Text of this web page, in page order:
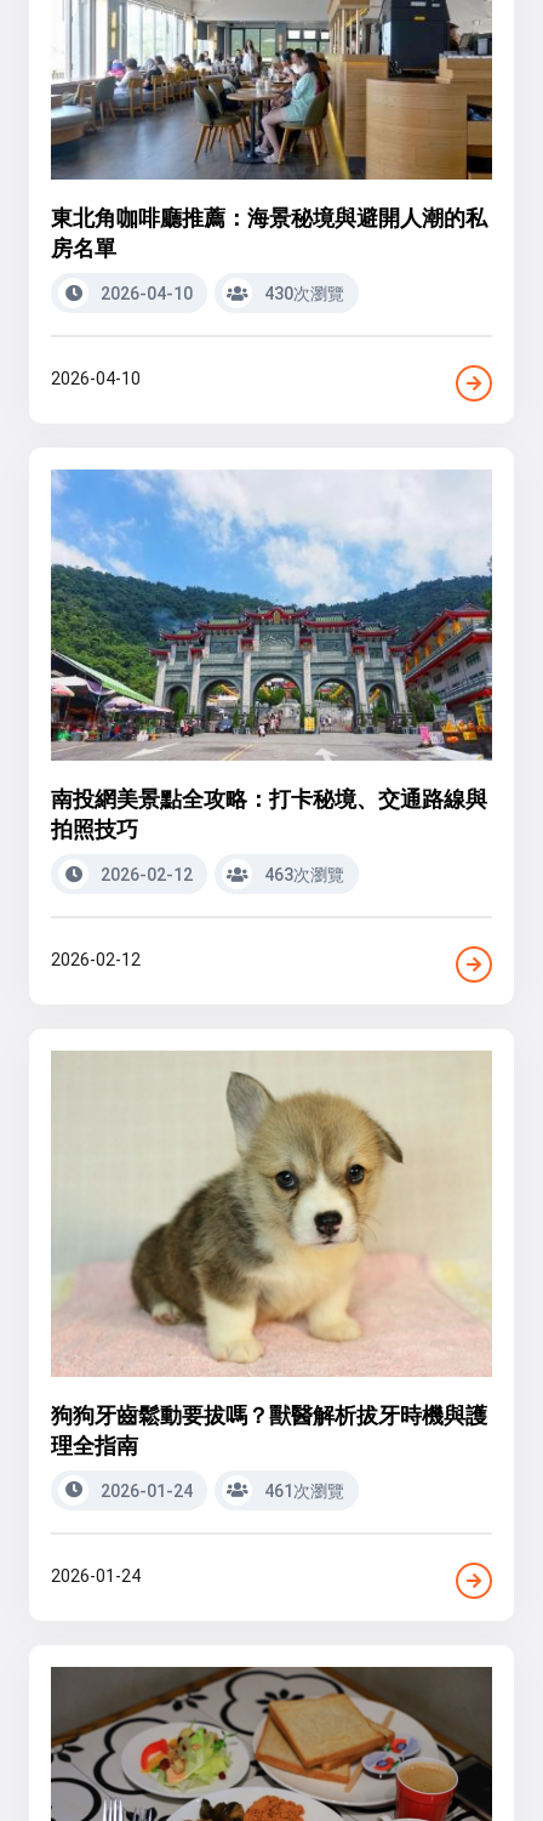
東北角咖啡廳推薦：海景秘境與避開人潮的私
房名單
2026-04-10 430次瀏覽
2026-04-10
南投網美景點全攻略：打卡秘境、交通路線與
拍照技巧
2026-02-12 463次瀏覽
2026-02-12
狗狗牙齒鬆動要拔嗎？獸醫解析拔牙時機與護
理全指南
2026-01-24 461次瀏覽
2026-01-24